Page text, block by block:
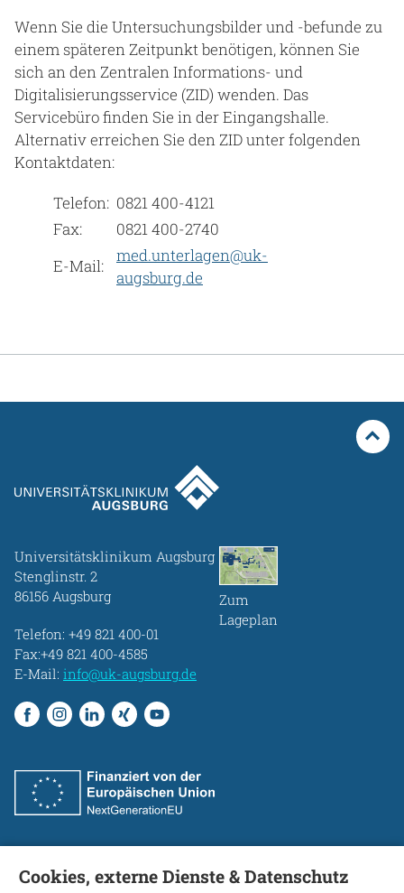
Wenn Sie die Untersuchungsbilder und -befunde zu
einem späteren Zeitpunkt benötigen, können Sie
sich an den Zentralen Informations- und
Digitalisierungsservice (ZID) wenden. Das
Servicebüro finden Sie in der Eingangshalle.
Alternativ erreichen Sie den ZID unter folgenden
Kontaktdaten:
Telefon: 0821 400-4121
Fax:
0821 400-2740
E-Mail:
med.unterlagen@uk-
augsburg.de
Universitätsklinikum Augsburg
Stenglinstr. 2
86156 Augsburg
Telefon: +49 821 400-01
Fax:+49 821 400-4585
E-Mail: info@uk-augsburg.de
Zum
Lageplan
Cookies, externe Dienste & Datenschutz